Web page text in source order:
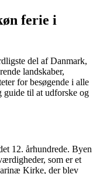
ferie i
del af Danmark,
landskaber,
for besøgende i alle
til at udforske og
12. århundrede. Byen
som er et
Kirke, der blev